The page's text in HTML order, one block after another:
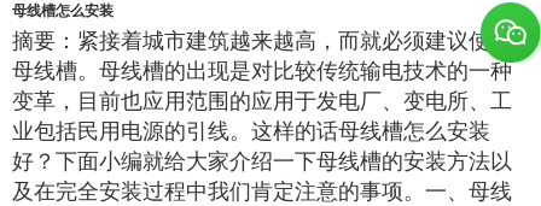
母线槽怎么安装
摘要：紧接着城市建筑越来越高，而就必须建议使用
母线槽。母线槽的出现是对比较传统输电技术的一种
变革，目前也应用范围的应用于发电厂、变电所、工
业包括民用电源的引线。这样的话母线槽怎么安装
好？下面小编就给大家介绍一下母线槽的安装方法以
及在完全安装过程中我们肯定注意的事项。一、母线